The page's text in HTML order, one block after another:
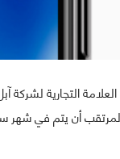
التجارية
أن يتم في شهر